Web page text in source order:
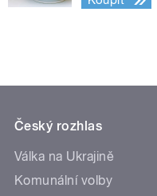
Český rozhlas
Válka na Ukrajině
Komunální volby